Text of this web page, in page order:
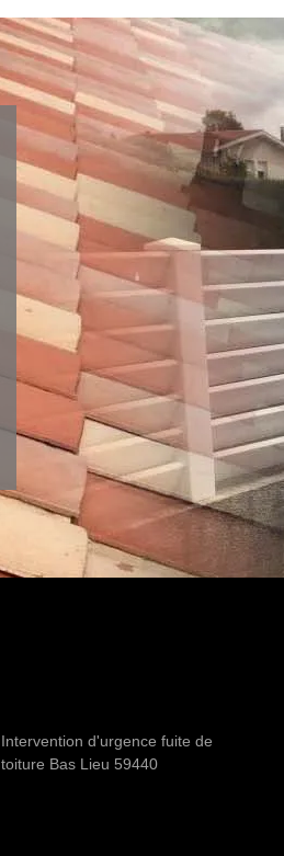
Intervention d'urgence fuite de
toiture Bas Lieu 59440